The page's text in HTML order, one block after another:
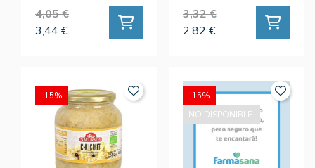
4,05 €
3,44 €
3,32 €
2,82 €
-15%
-15%
NO DISPONIBLE.